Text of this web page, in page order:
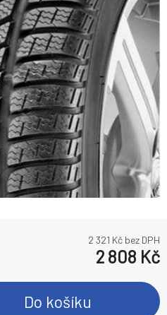
2 321 Kč bez DPH
2 808 Kč
Do košíku